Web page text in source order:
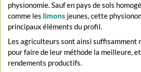
physionomie. Sauf en pays de sols
comme les limons jeunes, cette
principaux éléments du profil.
Les agriculteurs sont ainsi suffisamment
pour faire de leur méthode la meilleure,
rendements productifs.